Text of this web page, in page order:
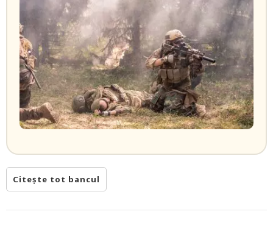
Citește tot bancul